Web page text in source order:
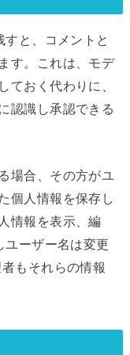
と、コメントと
す。これは、モデ
ておく代わりに、
認識し承認できる
場合、その方がユ
個人情報を保存し
情報を表示、編
ユーザー名は変更
もそれらの情報